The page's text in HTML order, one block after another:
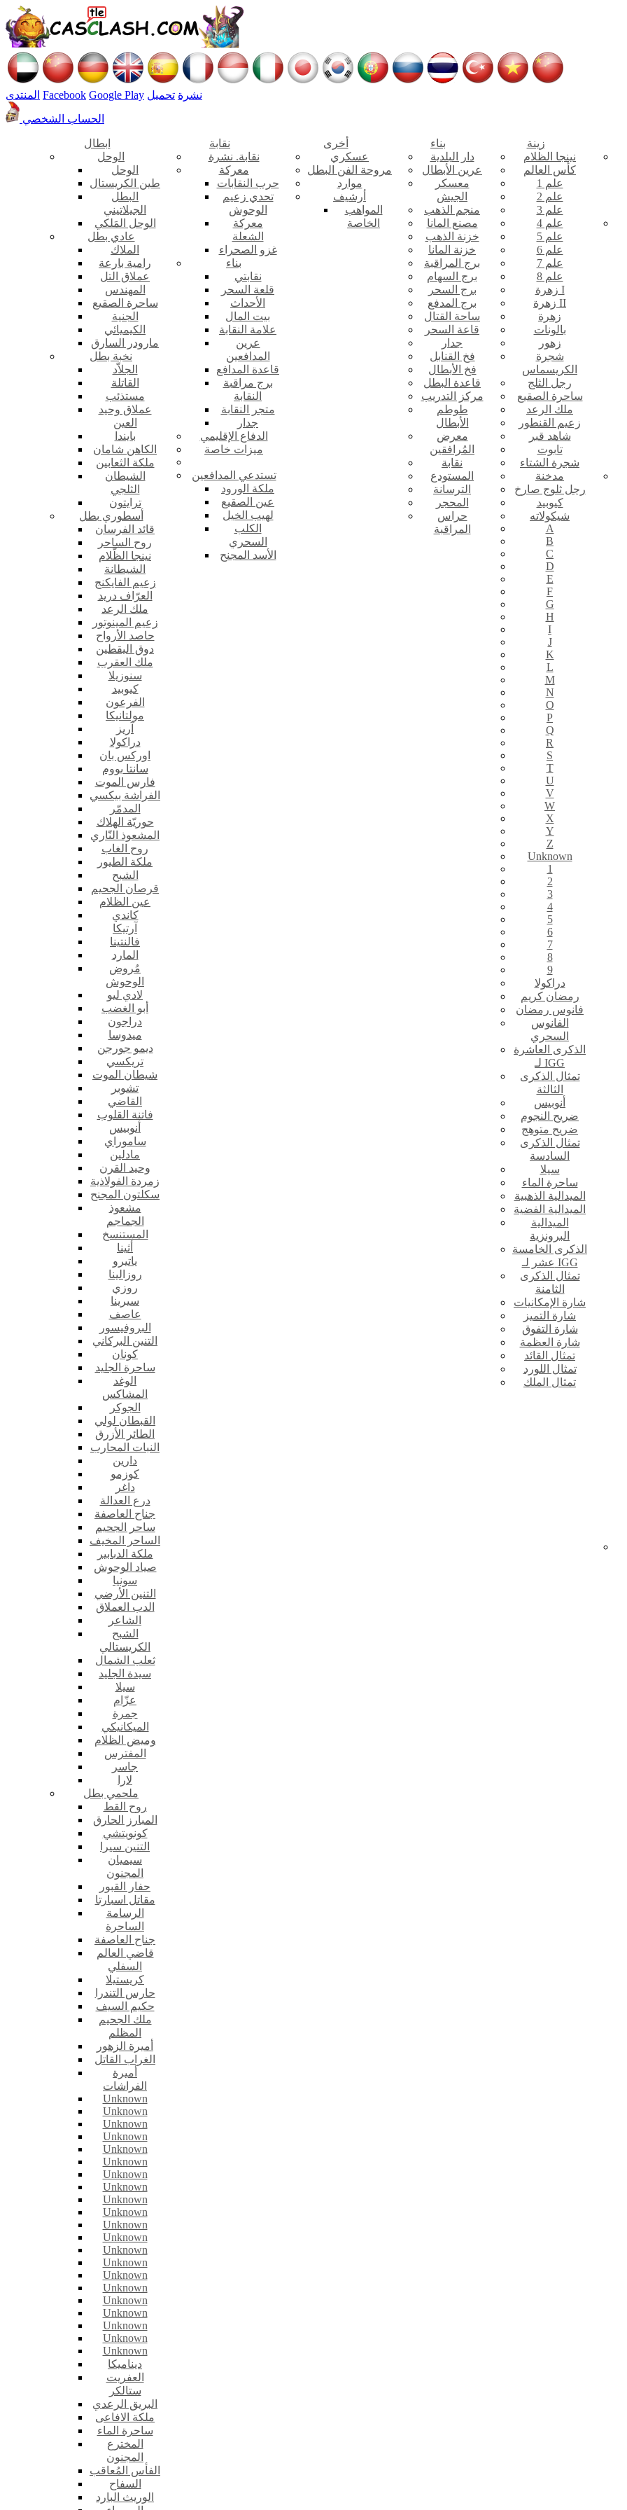
المنتدى Facebook Google Play نشرة تحميل
الحساب الشخصي
ابطال
الوحل
الوحل
طين الكريستال
البطل
الجيلاتيني
الوحل المَلكي
عادي بطل
الملاك
رامية بارعة
عملاق التل
المهندس
ساحرة الصقيع
الجنية
الكيميائي
مارودر السارق
نخبة بطل
الجلاّد
القاتلة
مستذئب
عملاق وحيد
العين
بايندا
الكاهن شامان
ملكة الثعابين
الشيطان
الثلجي
ترايتون
أسطوري بطل
قائد الفرسان
روح الساحر
نينجا الظّلام
الشيطانة
زعيم الفايكنج
العرّاف دريد
ملك الرعد
زعيم المينوتور
حاصد الأرواح
دوق اليقطين
ملك العقرب
سنوزيلا
كيوبيد
الفرعون
مولتانيكا
آريز
دراكولا
اوركس بان
سانتا بووم
فارس الموت
الفراشة بيكسي
المدمّر
حوريّة الهلاك
المشعوذ النّاري
روح الغاب
ملكة الطيور
الشبح
قرصان الجحيم
عين الظلام
كاندي
آرتيكا
فالنتينا
المارد
مُروض
الوحوش
لادي ليو
أبو الغضب
دراجون
ميدوسا
ديمو جورجن
تريكسي
شيطان الموت
تشوبر
القاضي
فاتنة القلوب
أنوبيس
ساموراي
مادلين
وحيد القرن
زمردة الفولاذية
سكلتون المجنح
مشعوذ
الجماجم
المستنسخ
أثينا
ياتيرو
روزالينا
روزي
سيرينا
عاصف
البروفيسور
التنين البركاني
كونان
ساحرة الجليد
الوغد
المشاكس
الجوكر
القبطان لولي
الطائر الأزرق
النبات المحارب
دارين
كوزمو
داغر
درع العدالة
جناح العاصفة
ساحر الجحيم
الساحر المخيف
ملكة الدبابير
صياد الوحوش
سونيا
التنين الأرضي
الدب العملاق
الشاعر
الشبح
الكريستالي
ثعلب الشمال
سيدة الجليد
سيلا
عزّام
جمرة
الميكانيكي
وميض الظلام
المفترس
جاسر
لارا
ملحمي بطل
روح القط
المبارز الحارق
كونويتشي
التنين سيرا
سيميان
المجنون
حفار القبور
مقاتل اسبارتا
الرسامة
الساحرة
جناح العاصفة
قاضي العالم
السفلي
كريستيلا
حارس التندرا
حكيم السيف
ملك الجحيم
المظلم
أميرة الزهور
الغراب القاتل
أميرة
الفراشات
Unknown
Unknown
Unknown
Unknown
Unknown
Unknown
Unknown
Unknown
Unknown
Unknown
Unknown
Unknown
Unknown
Unknown
Unknown
Unknown
Unknown
Unknown
Unknown
Unknown
Unknown
ديناميكا
العفريت
ستالكر
البريق الرعدي
ملكة الافاعى
ساحرة الماء
المخترع
المجنون
الفأس المُعاقب
السفاح
الوريث البارد
نقابة
نقابة. نشرة
معركة
حرب النقابات
تحدي زعيم
الوحوش
معركة
الشعلة
غزو الصحراء
بناء
نقابتي
قلعة السحر
الأحداث
بيت المال
علامة النقابة
عرين
المدافعين
قاعدة المدافع
برج مراقبة
النقابة
متجر النقابة
جدار
الدفاع الإقليمي
ميزات خاصة
تستدعي المدافعين
ملكة الورود
عين الصقيع
لهيب الخيل
الكلب
السحري
الأسد المجنح
أخرى
عسكري
مروحة الفن البطل
موارد
أرشيف
المواهب
الخاصة
بناء
دار البلدية
عرين الأبطال
معسكر
الجيش
منجم الذهب
مصنع المانا
خزنة الذهب
خزنة المانا
برج المراقبة
برج السهام
برج السحر
برج المدفع
ساحة القتال
قاعة السحر
جدار
فخ القنابل
فخ الأبطال
قاعدة البطل
مركز التدريب
طوطم
الأبطال
معرض
المُرافقين
نقابة
المستودع
الترسانة
المحجر
حراس
المراقبة
زينة
نينجا الظلام
كأس العالم
علم 1
علم 2
علم 3
علم 4
علم 5
علم 6
علم 7
علم 8
زهرة I
زهرة II
زهرة
بالونات
زهور
شجرة
الكريسماس
رجل الثلج
ساحرة الصقيع
ملك الرعد
زعيم القنطور
شاهد قبر
تابوت
شجرة الشتاء
مدخنة
رجل ثلوج صارخ
كيوبيد
شيكولاته
A
B
C
D
E
F
G
H
I
J
K
L
M
N
O
P
Q
R
S
T
U
V
W
X
Y
Z
Unknown
1
2
3
4
5
6
7
8
9
دراكولا
رمضان كريم
فانوس رمضان
الفانوس
السحري
الذكرى العاشرة
لـ IGG
تمثال الذكرى
الثالثة
أنوبيس
ضريح النجوم
ضريح متوهج
تمثال الذكرى
السادسة
سيلا
ساحرة الماء
الميدالية الذهبية
الميدالية الفضية
الميدالية
البرونزية
الذكرى الخامسة
عشر لـ IGG
تمثال الذكرى
الثامنة
شارة الإمكانيات
شارة التميز
شارة التفوق
شارة العظمة
تمثال القائد
تمثال اللورد
تمثال الملك